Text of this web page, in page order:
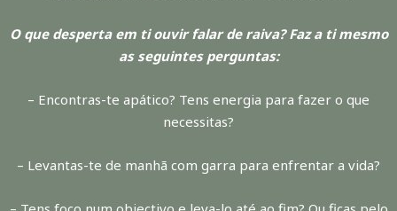
O que desperta em ti ouvir falar de raiva?Faz a ti mesmo
as seguintes perguntas:
– Encontras-te apático? Tens energia para fazer o que
necessitas?
– Levantas-te de manhã com garra para enfrentar a vida?